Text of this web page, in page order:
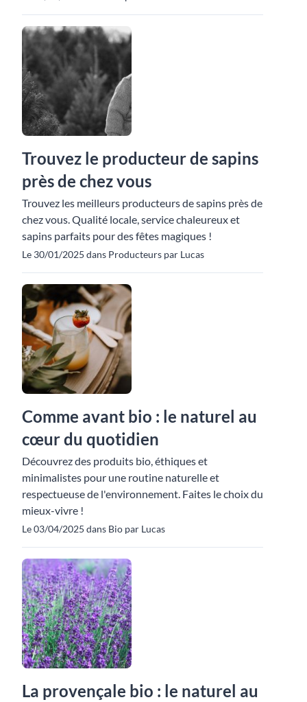
Trouvez le producteur de sapins
près de chez vous
Trouvez les meilleurs producteurs de sapins près de
chez vous. Qualité locale, service chaleureux et
sapins parfaits pour des fêtes magiques !
Le 30/01/2025 dans Producteurs par Lucas
Comme avant bio : le naturel au
cœur du quotidien
Découvrez des produits bio, éthiques et
minimalistes pour une routine naturelle et
respectueuse de l'environnement. Faites le choix du
mieux-vivre !
Le 03/04/2025 dans Bio par Lucas
La provençale bio : le naturel au